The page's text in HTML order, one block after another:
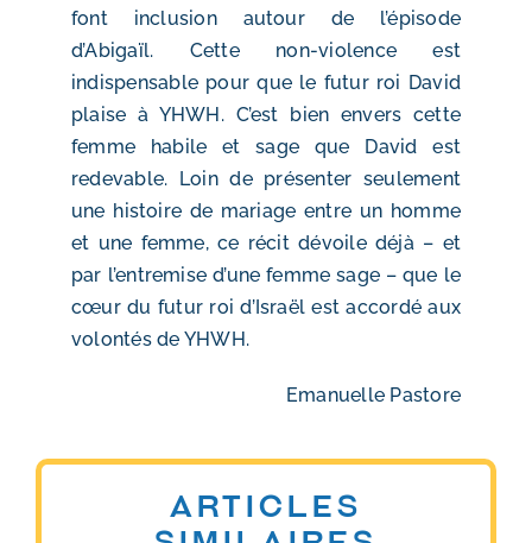
font inclusion autour de l’épisode
d’Abigaïl. Cette non-violence est
indispensable pour que le futur roi David
plaise à YHWH. C’est bien envers cette
femme habile et sage que David est
redevable. Loin de présenter seulement
une histoire de mariage entre un homme
et une femme, ce récit dévoile déjà – et
par l’entremise d’une femme sage – que le
cœur du futur roi d’Israël est accordé aux
volontés de YHWH.
Emanuelle Pastore
Articles